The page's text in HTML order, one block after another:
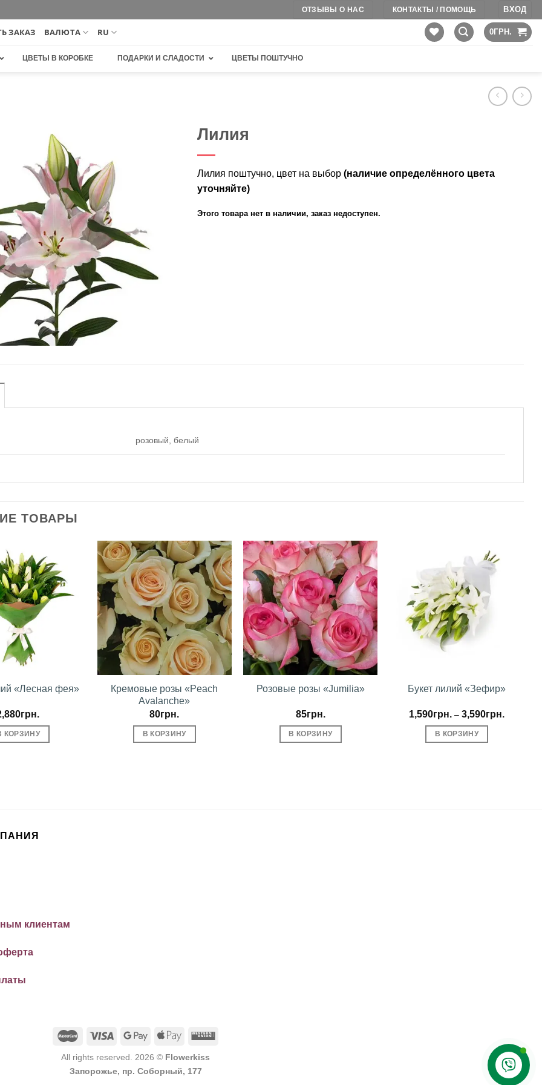
ОТЗЫВЫ О НАС КОНТАКТЫ / ПОМОЩЬ ВХОД
ЗАКАЗ ВАЛЮТА RU 0ГРН.
ЦВЕТЫ В КОРОБКЕ ПОДАРКИ И СЛАДОСТИ ЦВЕТЫ ПОШТУЧНО
Лилия
Лилия поштучно, цвет на выбор(наличие определённого цвета
уточняйте)
Этого товара нет в наличии, заказ недоступен.
розовый, белый
ТОВАРЫ
В
избранное
«Лесная фея»
грн.
КОРЗИНУ
В
избранное
Кремовые розы «Peach
Avalanche»
80грн.
В КОРЗИНУ
избранное
Розовые розы «Jumilia»
85грн.
В КОРЗИНУ
В
Букет лилий «Зефир»
1,590грн. –3,590грн.
В КОРЗИНУ
клиентам
All rights reserved. 2026 © Flowerkiss
Запорожье, пр. Соборный, 177